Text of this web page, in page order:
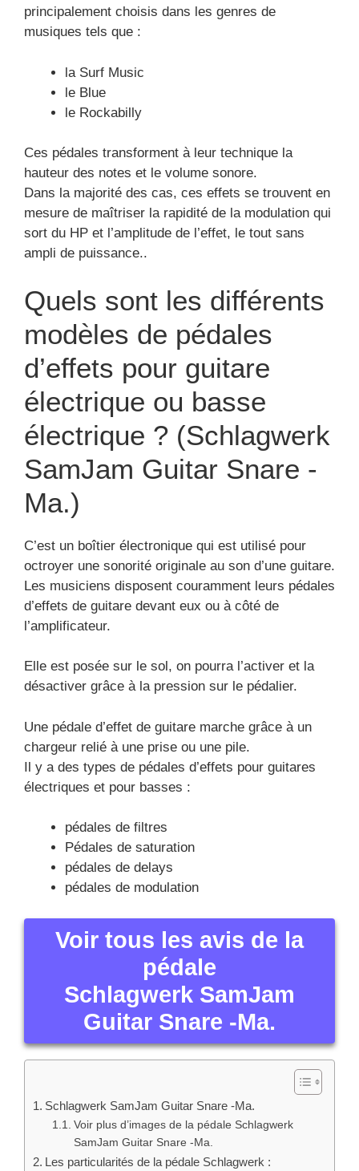
principalement choisis dans les genres de
musiques tels que :
la Surf Music
le Blue
le Rockabilly
Ces pédales transforment à leur technique la
hauteur des notes et le volume sonore.
Dans la majorité des cas, ces effets se trouvent en
mesure de maîtriser la rapidité de la modulation qui
sort du HP et l’amplitude de l’effet, le tout sans
ampli de puissance..
Quels sont les différents
modèles de pédales
d’effets pour guitare
électrique ou basse
électrique ? (Schlagwerk
SamJam Guitar Snare -
Ma.)
C’est un boîtier électronique qui est utilisé pour
octroyer une sonorité originale au son d’une guitare.
Les musiciens disposent couramment leurs pédales
d’effets de guitare devant eux ou à côté de
l’amplificateur.
Elle est posée sur le sol, on pourra l’activer et la
désactiver grâce à la pression sur le pédalier.
Une pédale d’effet de guitare marche grâce à un
chargeur relié à une prise ou une pile.
Il y a des types de pédales d’effets pour guitares
électriques et pour basses :
pédales de filtres
Pédales de saturation
pédales de delays
pédales de modulation
Voir tous les avis de la
pédale
Schlagwerk SamJam
Guitar Snare -Ma.
Schlagwerk SamJam Guitar Snare -Ma.
Voir plus d’images de la pédale Schlagwerk
SamJam Guitar Snare -Ma.
Les particularités de la pédale Schlagwerk :